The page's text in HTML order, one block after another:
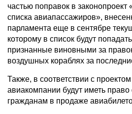
частью поправок в законопроект
списка авиапассажиров»,
парламента еще в сентябре
которому в список будут
признанные виновными за
воздушных кораблях за
Также, в соответствии с проектом
авиакомпании будут иметь право
гражданам в продаже